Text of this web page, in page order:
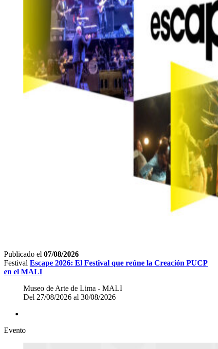
Publicado el 07/08/2026
Festival Escape 2026: El Festival que reúne la Creación PUCP
en el MALI
Museo de Arte de Lima - MALI
Del 27/08/2026 al 30/08/2026
Evento